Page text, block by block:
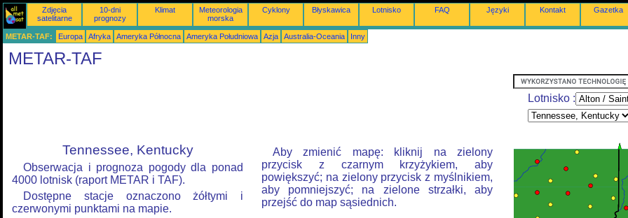
Zdjęcia
satelitarne
10-dni
prognozy
Klimat
Meteorologia
morska
Cyklony Błyskawica Lotnisko FAQ Języki Kontakt Gazetka
METAR-TAF: Europa Afryka Ameryka Północna Ameryka Południowa Azja Australia-Oceania Inny
METAR-TAF
Lotnisko :
Tennessee, Kentucky
Obserwacja i prognoza pogody dla ponad
4000 lotnisk (raport METAR i TAF).
Dostępne stacje oznaczono żółtymi i
czerwonymi punktami na mapie.
Aby zmienić mapę: kliknij na zielony
przycisk z czarnym krzyżykiem, aby
powiększyć; na zielony przycisk z myślnikiem,
aby pomniejszyć; na zielone strzałki, aby
przejść do map sąsiednich.